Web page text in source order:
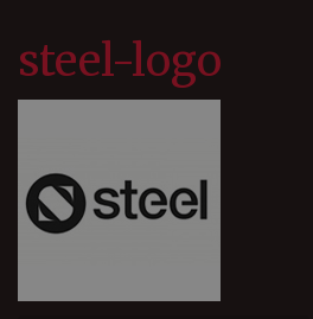
steel-logo